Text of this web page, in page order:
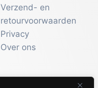
Verzend- en
retourvoorwaarden
Privacy
Over ons